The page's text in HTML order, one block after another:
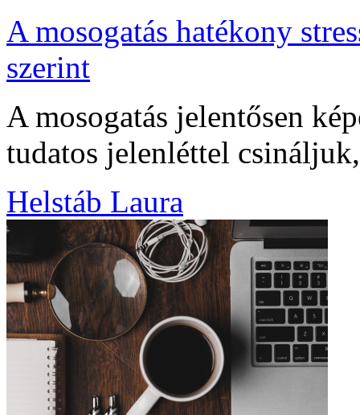
A mosogatás hatékony
szerint
A mosogatás jelentősen
tudatos jelenléttel
Helstáb Laura